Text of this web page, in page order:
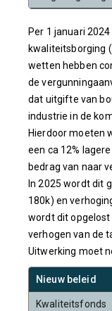
Per 1 januari
kwaliteitsborging
wetten hebben
de
dat uitgifte van
industrie in de
Hierdoor moeten
een ca 12%
bedrag van naar
In 2025 wordt dit
180k) en
wordt dit
verhogen van de
Uitwerking moet
Nieuw beleid
Kwaliteitsfonds